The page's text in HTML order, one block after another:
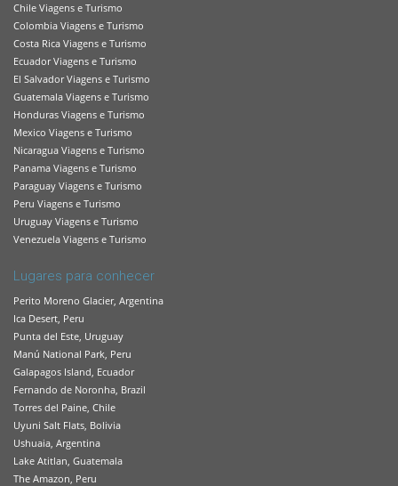
Chile Viagens e Turismo
Colombia Viagens e Turismo
Costa Rica Viagens e Turismo
Ecuador Viagens e Turismo
El Salvador Viagens e Turismo
Guatemala Viagens e Turismo
Honduras Viagens e Turismo
Mexico Viagens e Turismo
Nicaragua Viagens e Turismo
Panama Viagens e Turismo
Paraguay Viagens e Turismo
Peru Viagens e Turismo
Uruguay Viagens e Turismo
Venezuela Viagens e Turismo
Lugares para conhecer
Perito Moreno Glacier, Argentina
Ica Desert, Peru
Punta del Este, Uruguay
Manú National Park, Peru
Galapagos Island, Ecuador
Fernando de Noronha, Brazil
Torres del Paine, Chile
Uyuni Salt Flats, Bolivia
Ushuaia, Argentina
Lake Atitlan, Guatemala
The Amazon, Peru